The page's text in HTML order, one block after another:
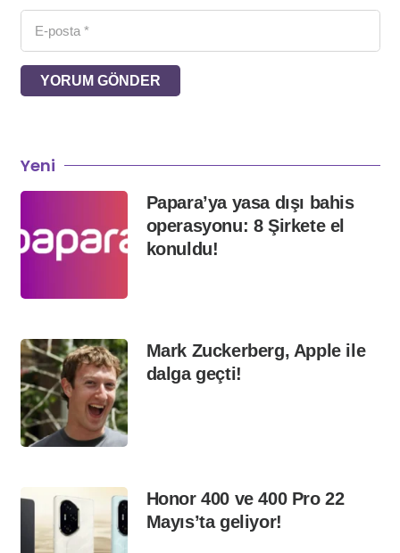
YORUM GÖNDER
Yeni
Papara’ya yasa dışı bahis
operasyonu: 8 Şirkete el
konuldu!
Mark Zuckerberg, Apple ile
dalga geçti!
Honor 400 ve 400 Pro 22
Mayıs’ta geliyor!